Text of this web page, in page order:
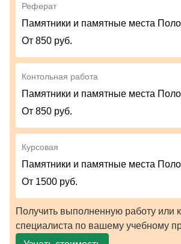
Реферат
Памятники и памятные места
От 850 руб.
Контольная работа
Памятники и памятные места
От 850 руб.
Курсовая
Памятники и памятные места
От 1500 руб.
Получить выполненную работу или
специалиста по вашему учебному